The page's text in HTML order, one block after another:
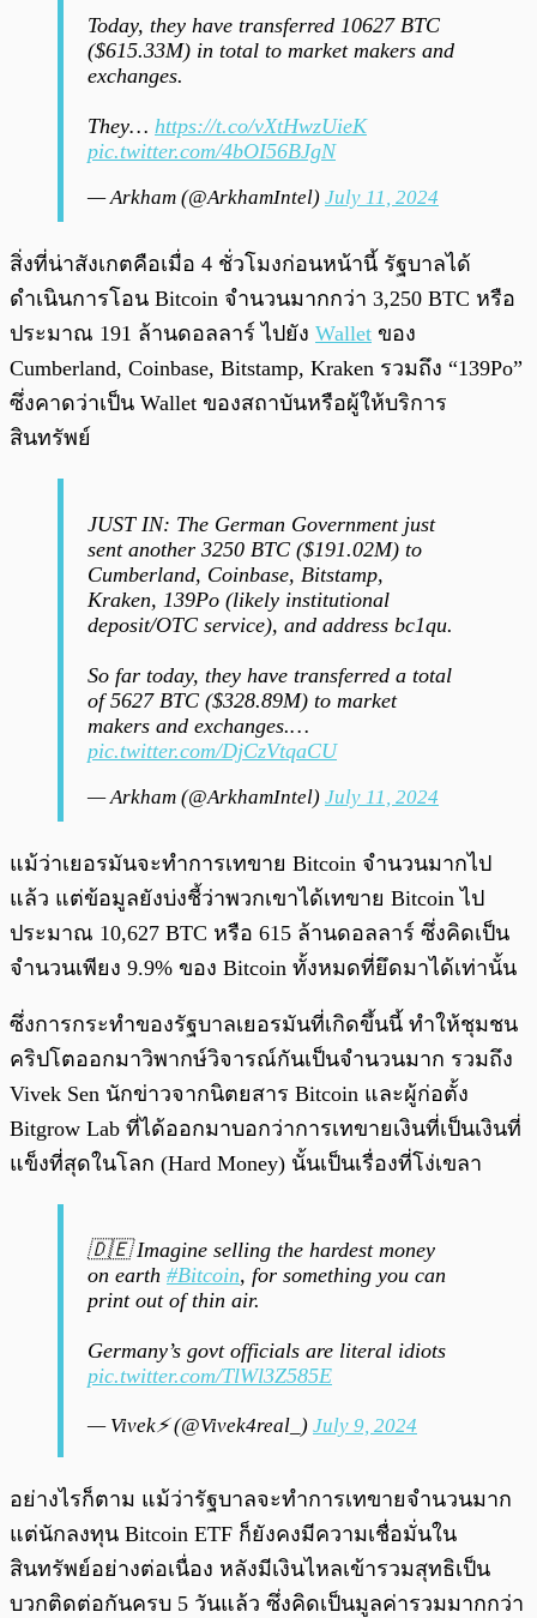
Today, they have transferred 10627 BTC
($615.33M) in total to market makers and
exchanges.
They… https://t.co/vXtHwzUieK
pic.twitter.com/4bOI56BJgN
— Arkham (@ArkhamIntel) July 11, 2024
สิ่งที่น่าสังเกตคือเมื่อ 4 ชั่วโมงก่อนหน้านี้ รัฐบาลได้
ดำเนินการโอน Bitcoin จำนวนมากกว่า 3,250 BTC หรือ
ประมาณ 191 ล้านดอลลาร์ ไปยัง Wallet ของ
Cumberland, Coinbase, Bitstamp, Kraken รวมถึง “139Po”
ซึ่งคาดว่าเป็น Wallet ของสถาบันหรือผู้ให้บริการ
สินทรัพย์
JUST IN: The German Government just
sent another 3250 BTC ($191.02M) to
Cumberland, Coinbase, Bitstamp,
Kraken, 139Po (likely institutional
deposit/OTC service), and address bc1qu.
So far today, they have transferred a total
of 5627 BTC ($328.89M) to market
makers and exchanges.…
pic.twitter.com/DjCzVtqaCU
— Arkham (@ArkhamIntel) July 11, 2024
แม้ว่าเยอรมันจะทำการเทขาย Bitcoin จำนวนมากไป
แล้ว แต่ข้อมูลยังบ่งชี้ว่าพวกเขาได้เทขาย Bitcoin ไป
ประมาณ 10,627 BTC หรือ 615 ล้านดอลลาร์ ซึ่งคิดเป็น
จำนวนเพียง 9.9% ของ Bitcoin ทั้งหมดที่ยึดมาได้เท่านั้น
ซึ่งการกระทำของรัฐบาลเยอรมันที่เกิดขึ้นนี้ ทำให้ชุมชน
คริปโตออกมาวิพากษ์วิจารณ์กันเป็นจำนวนมาก รวมถึง
Vivek Sen นักข่าวจากนิตยสาร Bitcoin และผู้ก่อตั้ง
Bitgrow Lab ที่ได้ออกมาบอกว่าการเทขายเงินที่เป็นเงินที่
แข็งที่สุดในโลก (Hard Money) นั้นเป็นเรื่องที่โง่เขลา
🇩🇪 Imagine selling the hardest money
on earth #Bitcoin, for something you can
print out of thin air.
Germany’s govt officials are literal idiots
pic.twitter.com/TlWl3Z585E
— Vivek⚡️ (@Vivek4real_) July 9, 2024
อย่างไรก็ตาม แม้ว่ารัฐบาลจะทำการเทขายจำนวนมาก
แต่นักลงทุน Bitcoin ETF ก็ยังคงมีความเชื่อมั่นใน
สินทรัพย์อย่างต่อเนื่อง หลังมีเงินไหลเข้ารวมสุทธิเป็น
บวกติดต่อกันครบ 5 วันแล้ว ซึ่งคิดเป็นมูลค่ารวมมากกว่า